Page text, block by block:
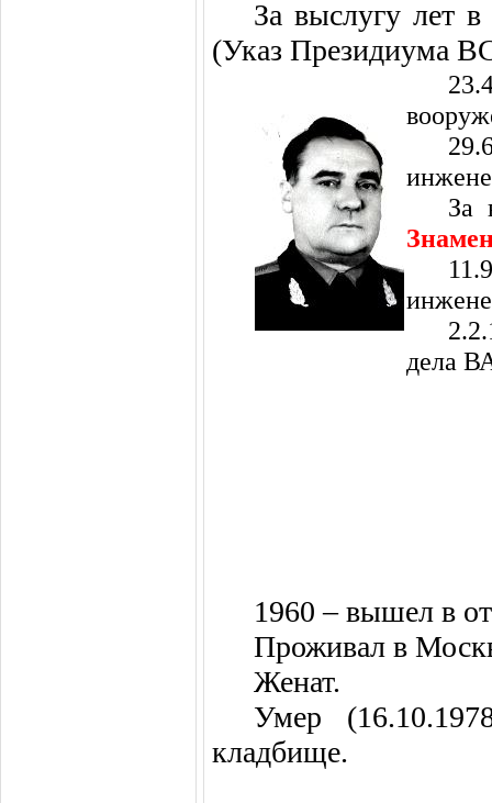
За выслугу лет
(Указ Президиума
За
дела
1960 – вышел в
Проживал в
Женат.
Умер
кладбище.